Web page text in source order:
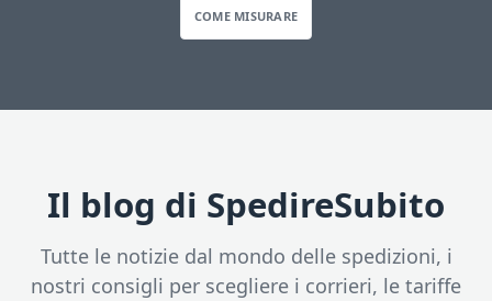
COME MISURARE
Il blog di SpedireSubito
Tutte le notizie dal mondo delle spedizioni, i
nostri consigli per scegliere i corrieri, le tariffe